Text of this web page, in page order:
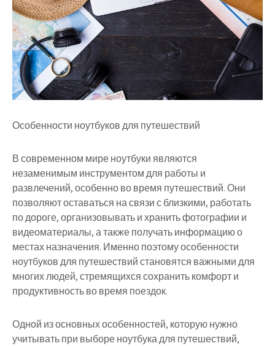
Особенности ноутбуков для путешествий
В современном мире ноутбуки являются
незаменимым инструментом для работы и
развлечений, особенно во время путешествий. Они
позволяют оставаться на связи с близкими, работать
по дороге, организовывать и хранить фотографии и
видеоматериалы, а также получать информацию о
местах назначения. Именно поэтому особенности
ноутбуков для путешествий становятся важными для
многих людей, стремящихся сохранить комфорт и
продуктивность во время поездок.
Одной из основных особенностей, которую нужно
учитывать при выборе ноутбука для путешествий,